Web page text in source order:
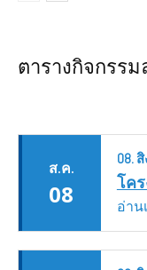
ตารางกิจกรรม
ส.ค.
08
08.สิ
โคร
อ่าน